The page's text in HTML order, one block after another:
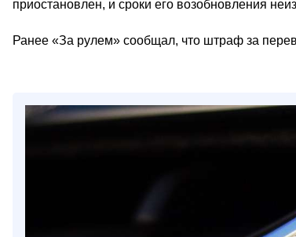
приостановлен, и сроки его возобновления
Ранее «За рулем» сообщал, что штраф за